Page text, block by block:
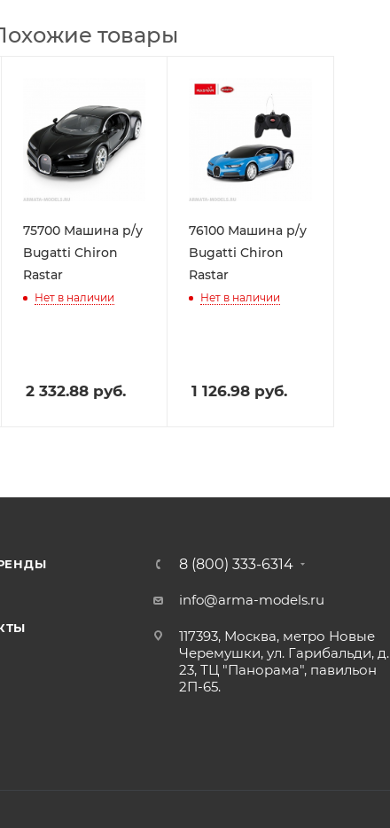
товары
75700 Машина р/у
Bugatti Chiron
Rastar
Нет в наличии
2 332.88руб.
76100 Машина р/у
Bugatti Chiron
Rastar
Нет в наличии
1 126.98 руб.
8 (800) 333-6314
info@arma-models.ru
117393, Москва, метро Новые
Черемушки, ул. Гарибальди, д.
23, ТЦ "Панорама", павильон
2П-65.